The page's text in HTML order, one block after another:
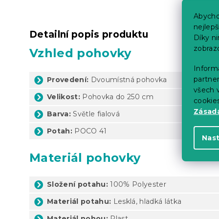
Díky
všech
Detailní popis produktu
Vzhled pohovky
Provedení: Dvoumístná pohovka
Velikost: Pohovka do 250 cm
Barva: Světle fialová
Potah: POCO 41
Materiál pohovky
Složení potahu: 100% Polyester
Materiál potahu: Lesklá, hladká látka